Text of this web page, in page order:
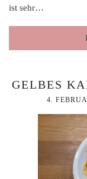
ist sehr…
GELBES
4.